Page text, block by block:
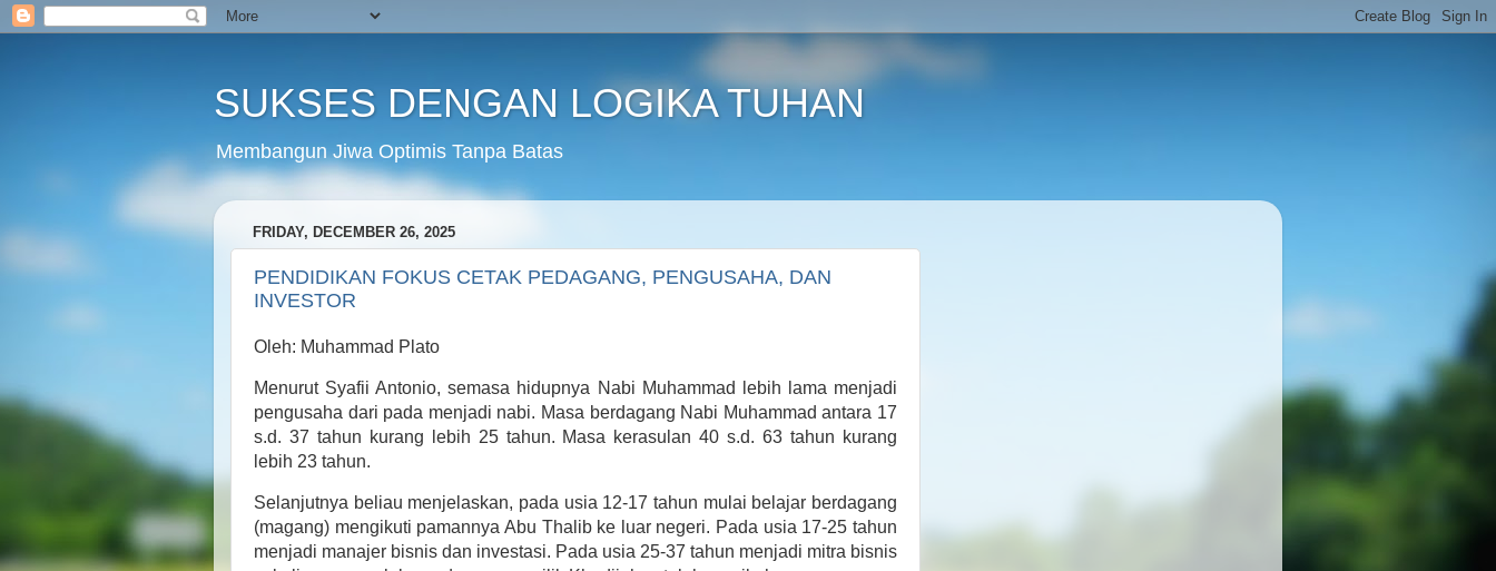
SUKSES DENGAN LOGIKA TUHAN
Membangun Jiwa Optimis Tanpa Batas
FRIDAY, DECEMBER 26, 2025
PENDIDIKAN FOKUS CETAK PEDAGANG, PENGUSAHA, DAN
INVESTOR
Oleh: Muhammad Plato
Menurut Syafii Antonio, semasa hidupnya Nabi Muhammad lebih lama menjadi
pengusaha dari pada menjadi nabi. Masa berdagang Nabi Muhammad antara 17
s.d. 37 tahun kurang lebih 25 tahun. Masa kerasulan 40 s.d. 63 tahun kurang
lebih 23 tahun.
Selanjutnya beliau menjelaskan, pada usia 12-17 tahun mulai belajar berdagang
(magang) mengikuti pamannya Abu Thalib ke luar negeri. Pada usia 17-25 tahun
menjadi manajer bisnis dan investasi. Pada usia 25-37 tahun menjadi mitra bisnis